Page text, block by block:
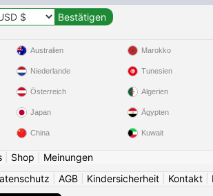
Australien
Niederlande
Österreich
Japan
China
Marokko
Tunesien
Algerien
Ägypten
Kuwait
| Shop
Meinungen
AGB Kindersicherheit Kontakt